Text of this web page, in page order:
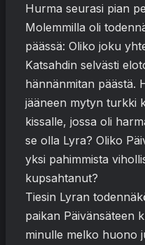
Hurma seurasi pian
Molemmilla oli
päässä: Oliko joku
Katsahdin selvästi
hännänmitan päästä.
jääneen mytyn turkki
kissalle, jossa oli
se olla Lyra? Oliko
yksi pahimmista
kupsahtanut?
Tiesin Lyran
paikan Päivänsäteen
minulle melko huono